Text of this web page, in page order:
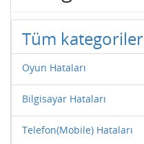
Tüm kategoriler
Oyun Hataları
Bilgisayar Hataları
Telefon(Mobile) Hataları